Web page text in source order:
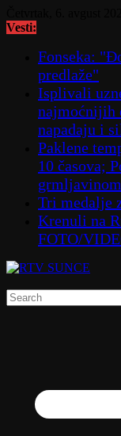
to
Vesti:
Fonseka:
predlaže"
Isplivali
najmoćnijih
napadaju i
Paklene
10 časova;
grmljavinom
Tri medalje
Krenuli na
FOTO/